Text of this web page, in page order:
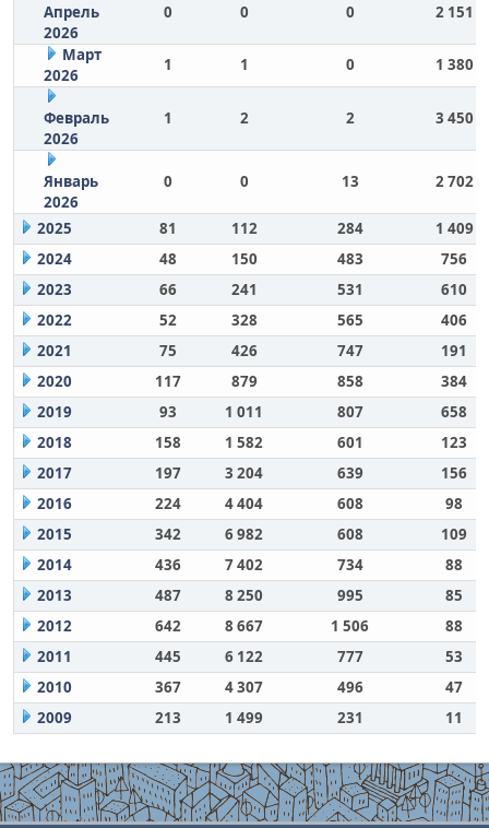
Апрель
2026
0 0 0 2 151
Март
2026
1 1 0 1 380
Февраль
2026
1 2 2 3 450
Январь
2026
0 0 13 2 702
2025 81 112 284
1 409
2024
48 150 483
756
2023
66 241 531
610
2022
52 328 565
406
2021
75 426 747
191
2020
117 879 858
384
2019
93 1 011 807
658
2018
158 1 582 601
123
2017
197 3 204 639
156
2016
224 4 404 608
98
2015
342 6 982 608
109
2014
436 7 402 734
88
2013
487 8 250 995
85
2012
642 8 667 1 506
88
2011
445 6 122 777
53
2010
367 4 307 496
47
2009
213 1 499 231 11